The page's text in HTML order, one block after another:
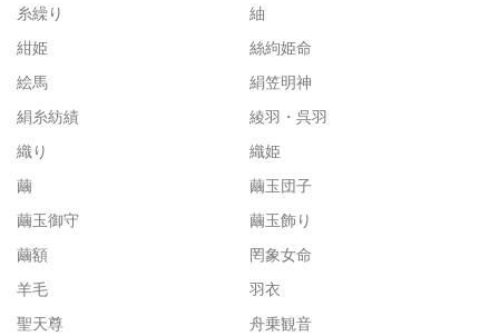
糸繰り
紬
紺姫
絲絇姫命
絵馬
絹笠明神
絹糸紡績
綾羽・呉羽
織り
織姫
繭
繭玉団子
繭玉御守
繭玉飾り
繭額
罔象女命
羊毛
羽衣
聖天尊
舟乗観音